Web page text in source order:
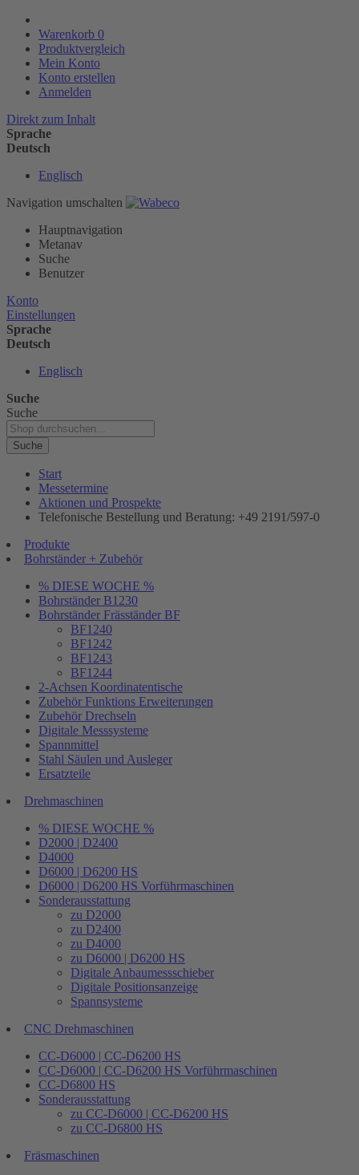
Warenkorb 0
Produktvergleich
Mein Konto
Konto erstellen
Anmelden
Direkt zum Inhalt
Sprache
Deutsch
Englisch
Navigation umschalten
Hauptnavigation
Metanav
Suche
Benutzer
Konto
Einstellungen
Sprache
Deutsch
Englisch
Suche
Suche
Suche
Start
Messetermine
Aktionen und Prospekte
Telefonische Bestellung und Beratung: +49 2191/597-0
Produkte
Bohrständer + Zubehör
% DIESE WOCHE %
Bohrständer B1230
Bohrständer Fräsständer BF
BF1240
BF1242
BF1243
BF1244
2-Achsen Koordinatentische
Zubehör Funktions Erweiterungen
Zubehör Drechseln
Digitale Messsysteme
Spannmittel
Stahl Säulen und Ausleger
Ersatzteile
Drehmaschinen
% DIESE WOCHE %
D2000 | D2400
D4000
D6000 | D6200 HS
D6000 | D6200 HS Vorführmaschinen
Sonderausstattung
zu D2000
zu D2400
zu D4000
zu D6000 | D6200 HS
Digitale Anbaumessschieber
Digitale Positionsanzeige
Spannsysteme
CNC Drehmaschinen
CC-D6000 | CC-D6200 HS
CC-D6000 | CC-D6200 HS Vorführmaschinen
CC-D6800 HS
Sonderausstattung
zu CC-D6000 | CC-D6200 HS
zu CC-D6800 HS
Fräsmaschinen